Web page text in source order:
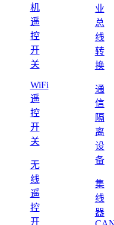
机
遥
控
开
关
WiFi
遥
控
开
关
无
线
遥
控
开
业
总
线
转
换
通
信
隔
离
设
备
集
线
器